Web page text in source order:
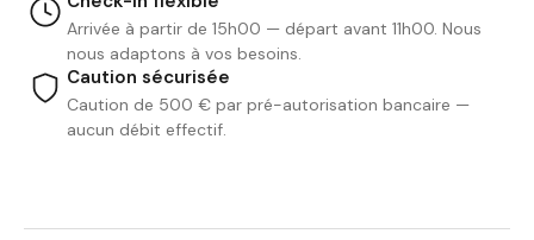
Arrivée à partir de 15h00 — départ avant 11h00. Nous
nous adaptons à vos besoins.
Caution sécurisée
Caution de 500 € par pré-autorisation bancaire —
aucun débit effectif.